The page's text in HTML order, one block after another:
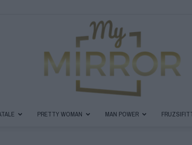
PRETTY WOMAN MAN POWER